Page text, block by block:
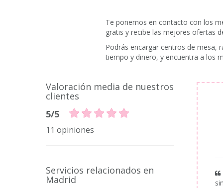
Te ponemos en contacto con los
gratis y recibe las mejores ofertas
Podrás encargar centros de mesa,
tiempo y dinero, y encuentra a los
Valoración media de nuestros
clientes
5/5
11 opiniones
Servicios relacionados en
Madrid